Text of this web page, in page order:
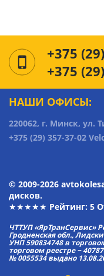
+375
+375
НАШИ ОФИСЫ:
220062, г. Минск, ул.
+375 (29) 357-37-02
© 2009-2026
дисков.
★★★★★ Рейтинг: 5
ЧТТУП «ЯрТранСервис»
Гродненская обл.,
УНП 590834748 в
торговом реестре −
№ 0055534 выдано